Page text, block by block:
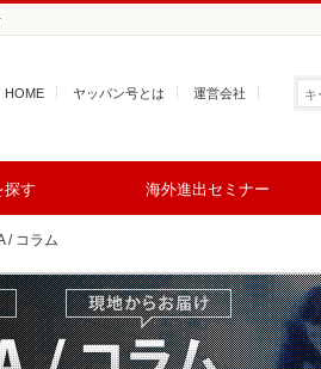
HOME ヤッパン号とは 運営会社
探す 海外進出セミナー
/ コラム